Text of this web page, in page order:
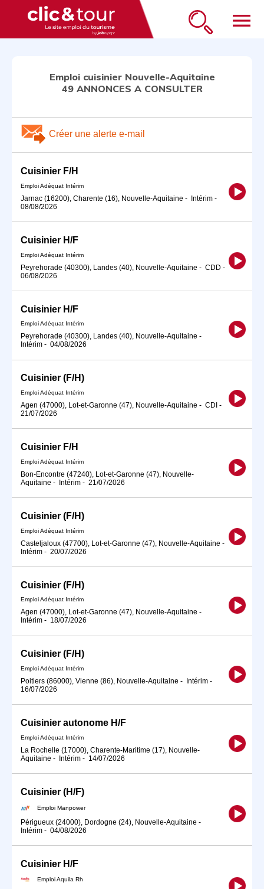
menu
Emploi cuisinier Nouvelle-Aquitaine
49 ANNONCES A CONSULTER
Créer une alerte e-mail
Cuisinier F/H
Emploi Adéquat Intérim
Jarnac (16200), Charente (16), Nouvelle-Aquitaine - Intérim -
08/08/2026
Cuisinier H/F
Emploi Adéquat Intérim
Peyrehorade (40300), Landes (40), Nouvelle-Aquitaine - CDD -
06/08/2026
Cuisinier H/F
Emploi Adéquat Intérim
Peyrehorade (40300), Landes (40), Nouvelle-Aquitaine -
Intérim - 04/08/2026
Cuisinier (F/H)
Emploi Adéquat Intérim
Agen (47000), Lot-et-Garonne (47), Nouvelle-Aquitaine - CDI -
21/07/2026
Cuisinier F/H
Emploi Adéquat Intérim
Bon-Encontre (47240), Lot-et-Garonne (47), Nouvelle-
Aquitaine - Intérim - 21/07/2026
Cuisinier (F/H)
Emploi Adéquat Intérim
Casteljaloux (47700), Lot-et-Garonne (47), Nouvelle-Aquitaine -
Intérim - 20/07/2026
Cuisinier (F/H)
Emploi Adéquat Intérim
Agen (47000), Lot-et-Garonne (47), Nouvelle-Aquitaine -
Intérim - 18/07/2026
Cuisinier (F/H)
Emploi Adéquat Intérim
Poitiers (86000), Vienne (86), Nouvelle-Aquitaine - Intérim -
16/07/2026
Cuisinier autonome H/F
Emploi Adéquat Intérim
La Rochelle (17000), Charente-Maritime (17), Nouvelle-
Aquitaine - Intérim - 14/07/2026
Cuisinier (H/F)
Emploi Manpower
Périgueux (24000), Dordogne (24), Nouvelle-Aquitaine -
Intérim - 04/08/2026
Cuisinier H/F
Emploi Aquila Rh